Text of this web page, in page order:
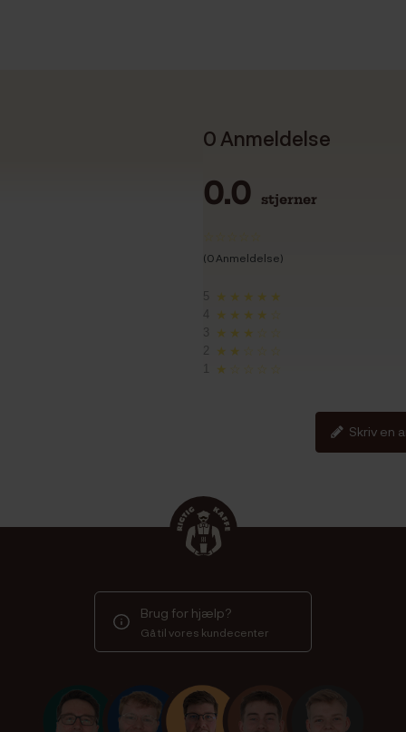
0 Anmeldelse
0.0 stjerner
(0 Anmeldelse)
5 ★★★★★
★★★★☆
3 ★★★☆☆
2 ★★☆☆☆
★☆☆☆☆
Skriv en
Brug for hjælp?
Gå til vores kundecenter